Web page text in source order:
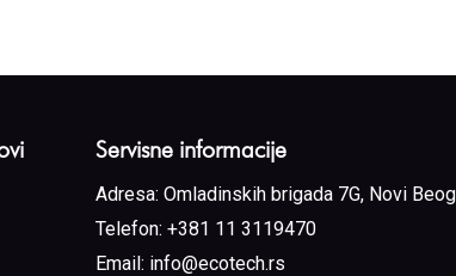
Servisne informacije
Adresa: Omladinskih brigada 7G, Novi
Telefon: +381 11 3119470
Email: info@ecotech.rs